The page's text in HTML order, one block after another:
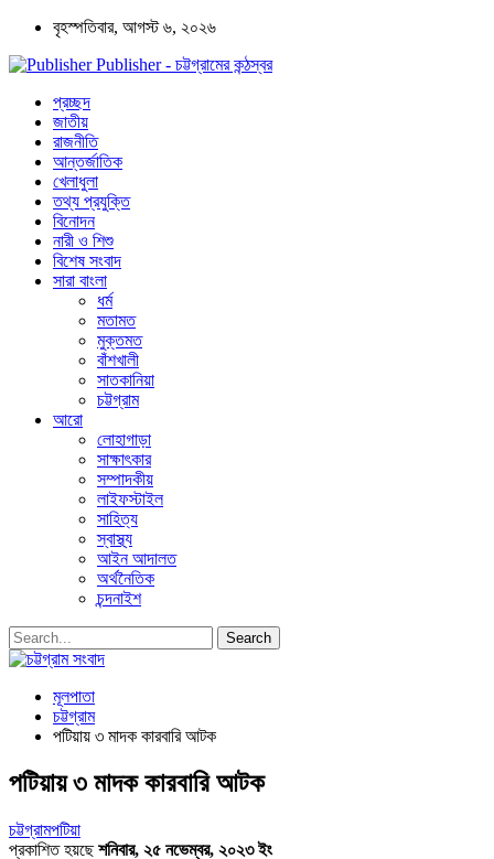
বৃহস্পতিবার, আগস্ট ৬, ২০২৬
Publisher - চট্টগ্রামের কন্ঠস্বর
প্রচ্ছদ
জাতীয়
রাজনীতি
আন্তর্জাতিক
খেলাধুলা
তথ্য প্রযুক্তি
বিনোদন
নারী ও শিশু
বিশেষ সংবাদ
সারা বাংলা
ধর্ম
মতামত
মুক্তমত
বাঁশখালী
সাতকানিয়া
চট্টগ্রাম
আরো
লোহাগাড়া
সাক্ষাৎকার
সম্পাদকীয়
লাইফস্টাইল
সাহিত্য
স্বাস্থ্য
আইন আদালত
অর্থনৈতিক
চন্দনাইশ
মূলপাতা
চট্টগ্রাম
পটিয়ায় ৩ মাদক কারবারি আটক
পটিয়ায় ৩ মাদক কারবারি আটক
চট্টগ্রামপটিয়া
প্রকাশিত হয়ছেশনিবার, ২৫ নভেম্বর, ২০২৩ ইং